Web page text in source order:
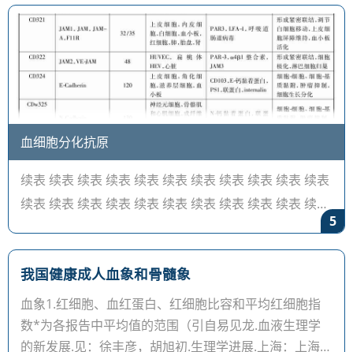
细胞明显增多
血细胞分化抗原
续表 续表 续表 续表 续表 续表 续表 续表 续表 续表 续表
续表 续表 续表 续表 续表 续表 续表 续表 续表 续表 续表
5
我国健康成人血象和骨髓象
血象1.红细胞、血红蛋白、红细胞比容和平均红细胞指
数*为各报告中平均值的范围（引自易见龙.血液生理学
的新发展.见：徐丰彦，胡旭初.生理学进展.上海：上海科